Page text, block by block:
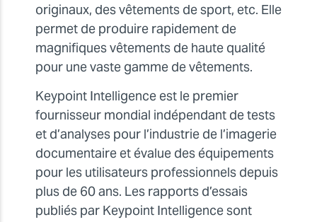
originaux, des vêtements de sport, etc. Elle
permet de produire rapidement de
magnifiques vêtements de haute qualité
pour une vaste gamme de vêtements.
Keypoint Intelligence est le premier
fournisseur mondial indépendant de tests
et d’analyses pour l’industrie de l’imagerie
documentaire et évalue des équipements
pour les utilisateurs professionnels depuis
plus de 60 ans. Les rapports d’essais
publiés par Keypoint Intelligence sont